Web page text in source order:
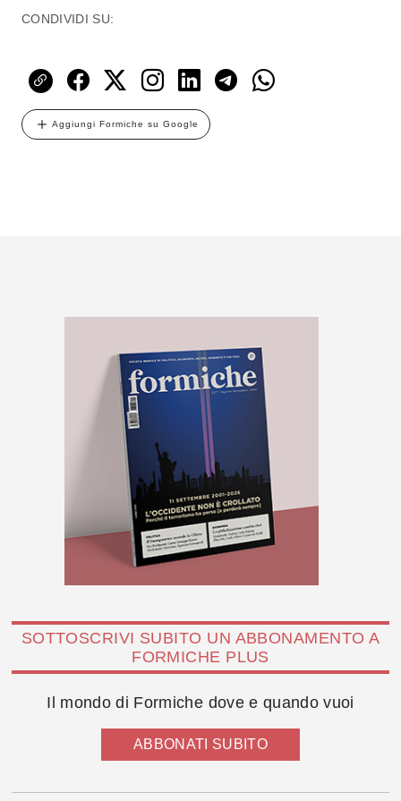
CONDIVIDI SU:
Aggiungi Formiche su Google
SOTTOSCRIVI SUBITO UN ABBONAMENTO A
FORMICHE PLUS
Il mondo di Formiche dove e quando vuoi
ABBONATI SUBITO